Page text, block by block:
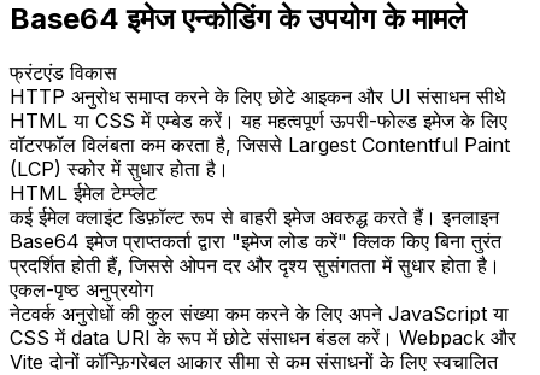
Base64 इमेज एन्कोडिंग के उपयोग के मामले
फ्रंटएंड विकास
HTTP अनुरोध समाप्त करने के लिए छोटे आइकन और UI संसाधन सीधे
HTML या CSS में एम्बेड करें। यह महत्वपूर्ण ऊपरी-फोल्ड इमेज के लिए
वॉटरफॉल विलंबता कम करता है, जिससे Largest Contentful Paint
(LCP) स्कोर में सुधार होता है।
HTML ईमेल टेम्प्लेट
कई ईमेल क्लाइंट डिफ़ॉल्ट रूप से बाहरी इमेज अवरुद्ध करते हैं। इनलाइन
Base64 इमेज प्राप्तकर्ता द्वारा "इमेज लोड करें" क्लिक किए बिना तुरंत
प्रदर्शित होती हैं, जिससे ओपन दर और दृश्य सुसंगतता में सुधार होता है।
एकल-पृष्ठ अनुप्रयोग
नेटवर्क अनुरोधों की कुल संख्या कम करने के लिए अपने JavaScript या
CSS में data URI के रूप में छोटे संसाधन बंडल करें। Webpack और
Vite दोनों कॉन्फ़िगरेबल आकार सीमा से कम संसाधनों के लिए स्वचालित